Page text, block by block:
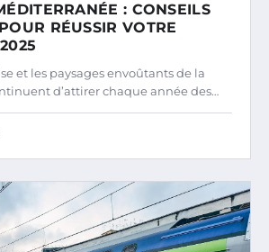
: CONSEILS
RÉUSSIR VOTRE
et les paysages envoûtants de la
d’attirer chaque année des…